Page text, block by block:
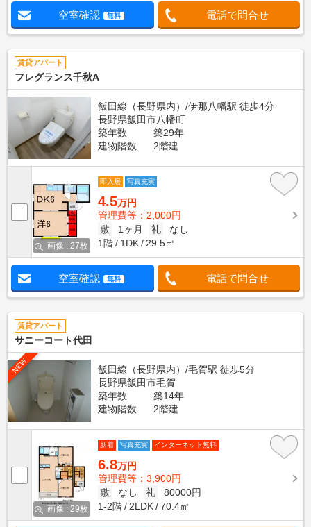
空室確認 無料 電話で問合せ
賃貸アパート
フレグランス千秋A
飯田線（長野県内）/伊那八幡駅 徒歩4分
長野県飯田市八幡町
築年数
築29年
建物階数
2階建
画像 : 27枚
即入居 写真充実
4.5万円
管理費等：2,000円
敷
1ヶ月 礼
なし
1階
1DK 29.5㎡
空室確認 無料 電話で問合せ
賃貸アパート
サニーコート代田
NEW
飯田線（長野県内）/毛賀駅 徒歩5分
長野県飯田市毛賀
築年数
築14年
建物階数
2階建
画像 : 29枚
新着 写真充実 インターネット無料
6.8万円
管理費等：3,900円
敷
なし 礼
80000円
1-2階
2LDK 70.4㎡